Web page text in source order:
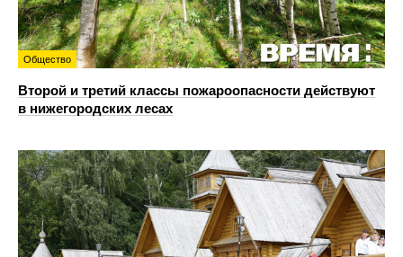
Общество
Второй и третий классы пожароопасности действуют
в нижегородских лесах